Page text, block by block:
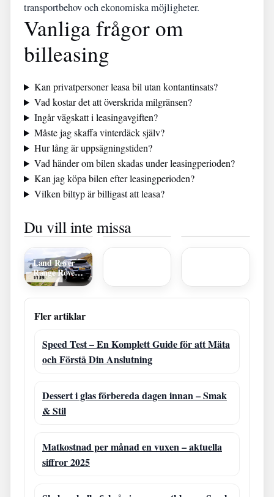
transportbehov och ekonomiska möjligheter.
Vanliga frågor om
billeasing
Kan privatpersoner leasa bil utan kontantinsats?
Vad kostar det att överskrida milgränsen?
Ingår vägskatt i leasingavgiften?
Måste jag skaffa vinterdäck själv?
Hur lång är uppsägningstiden?
Vad händer om bilen skadas under leasingperioden?
Kan jag köpa bilen efter leasingperioden?
Vilken biltyp är billigast att leasa?
Du vill inte missa
Metropol
Hotell –
Centrum
Ryssland
Attackera
Land Rover
Range Rover
Sport: Pris i
Jämförelser
Race Across
the World ljus av
Fler artiklar
Speed Test – En Komplett Guide för att Mäta
och Förstå Din Anslutning
Dessert i glas förbereda dagen innan – Smak
& Stil
Matkostnad per månad en vuxen – aktuella
siffror 2025